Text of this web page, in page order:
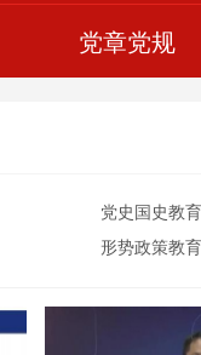
党章党规
党史国史教育
形势政策教育